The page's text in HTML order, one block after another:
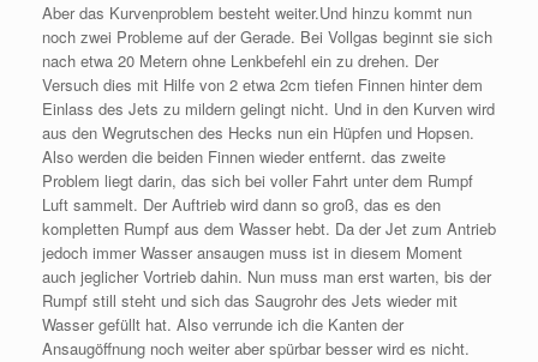
Aber das Kurvenproblem besteht weiter.Und hinzu kommt nun
noch zwei Probleme auf der Gerade. Bei Vollgas beginnt sie sich
nach etwa 20 Metern ohne Lenkbefehl ein zu drehen. Der
Versuch dies mit Hilfe von 2 etwa 2cm tiefen Finnen hinter dem
Einlass des Jets zu mildern gelingt nicht. Und in den Kurven wird
aus den Wegrutschen des Hecks nun ein Hüpfen und Hopsen.
Also werden die beiden Finnen wieder entfernt. das zweite
Problem liegt darin, das sich bei voller Fahrt unter dem Rumpf
Luft sammelt. Der Auftrieb wird dann so groß, das es den
kompletten Rumpf aus dem Wasser hebt. Da der Jet zum Antrieb
jedoch immer Wasser ansaugen muss ist in diesem Moment
auch jeglicher Vortrieb dahin. Nun muss man erst warten, bis der
Rumpf still steht und sich das Saugrohr des Jets wieder mit
Wasser gefüllt hat. Also verrunde ich die Kanten der
Ansaugöffnung noch weiter aber spürbar besser wird es nicht.